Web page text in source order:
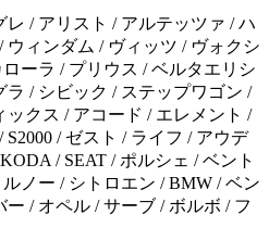
/ アリスト / アルテッツァ / ハ
ウィンダム / ヴィッツ / ヴォクシ
ーラ / プリウス / ベルタエリシ
/ シビック / ステップワゴン /
クス / アコード / エレメント /
/ ゼスト / ライフ / アウデ
/ SEAT / ポルシェ / ベント
ノー / シトロエン / BMW / ベン
/ オペル / サーブ / ボルボ / フ